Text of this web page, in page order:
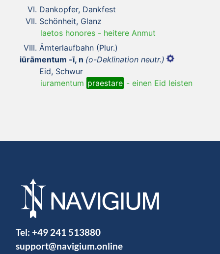
Dankopfer, Dankfest
Schönheit, Glanz
laetos honores - heitere Anmut
Ämterlaufbahn (Plur.)
iūrāmentum -ī, n (o-Deklination neutr.)
Eid, Schwur
iuramentum praestare - einen Eid leisten
Tel: +49 241 513880
support@navigium.online